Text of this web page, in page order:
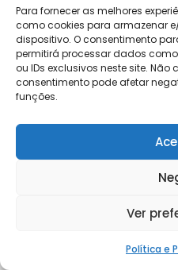
Para fornecer as melhores
como cookies para armazenar
dispositivo. O consentimento
permitirá processar dados
ou IDs exclusivos neste site. Não
consentimento pode afetar
funções.
Ver
Política e